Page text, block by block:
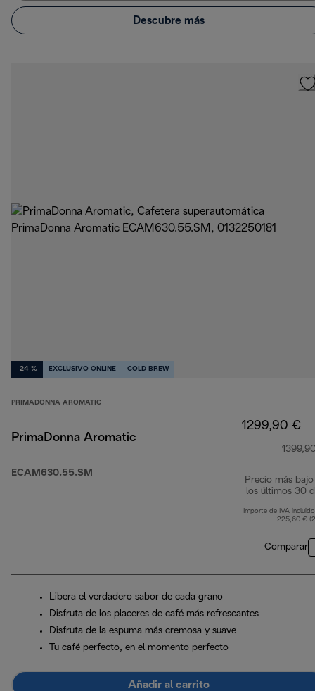
Descubre más
-24 % EXCLUSIVO ONLINE COLD BREW
PRIMADONNA AROMATIC
PrimaDonna Aromatic
ECAM630.55.SM
1299,90 €
Precio más bajo
los últimos 30
Importe de IVA
225,60 €
Comparar
Libera el verdadero sabor de cada grano
Disfruta de los placeres de café más refrescantes
Disfruta de la espuma más cremosa y suave
Tu café perfecto, en el momento perfecto
Añadir al carrito